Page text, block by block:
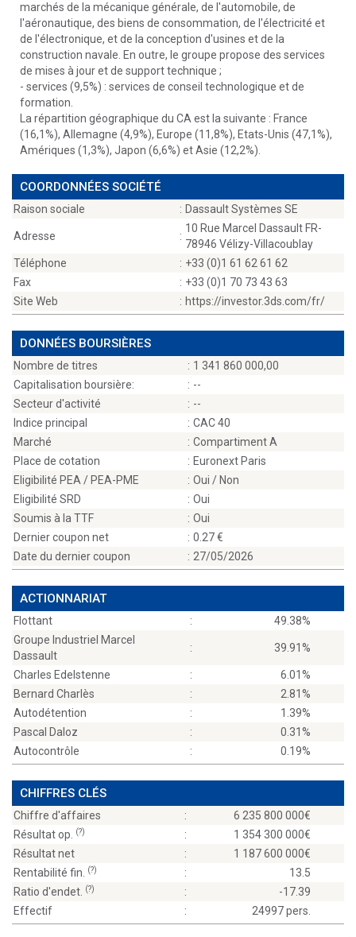
marchés de la mécanique générale, de l'automobile, de
l'aéronautique, des biens de consommation, de l'électricité et
de l'électronique, et de la conception d'usines et de la
construction navale. En outre, le groupe propose des services
de mises à jour et de support technique ;
- services (9,5%) : services de conseil technologique et de
formation.
La répartition géographique du CA est la suivante : France
(16,1%), Allemagne (4,9%), Europe (11,8%), Etats-Unis (47,1%),
Amériques (1,3%), Japon (6,6%) et Asie (12,2%).
COORDONNÉES SOCIÉTÉ
Raison sociale : Dassault Systèmes SE
Adresse :
10 Rue Marcel Dassault FR-
78946 Vélizy-Villacoublay
Téléphone
: +33 (0)1 61 62 61 62
Fax
: +33 (0)1 70 73 43 63
Site Web
: https://investor.3ds.com/fr/
DONNÉES BOURSIÈRES
Nombre de titres : 1 341 860 000,00
Capitalisation boursière:
: --
Secteur d'activité
: --
Indice principal
: CAC 40
Marché
: Compartiment A
Place de cotation
: Euronext Paris
Eligibilité PEA / PEA-PME
: Oui / Non
Eligibilité SRD
: Oui
Soumis à la TTF
: Oui
Dernier coupon net
: 0.27
Date du dernier coupon
: 27/05/2026
ACTIONNARIAT
Flottant :
49.38%
Groupe Industriel Marcel
Dassault
: 39.91%
Charles Edelstenne :
6.01%
Bernard Charlès
:
2.81%
Autodétention
:
1.39%
Pascal Daloz
:
0.31%
Autocontrôle
: 0.19%
CHIFFRES CLÉS
Chiffre d'affaires :
6 235 800 000
Résultat op.
(?) :
1 354 300 000
Résultat net
:
1 187 600 000
Rentabilité fin.
(?) :
13.5
Ratio d'endet. (?) :
-17.39
Effectif
: 24997 pers.